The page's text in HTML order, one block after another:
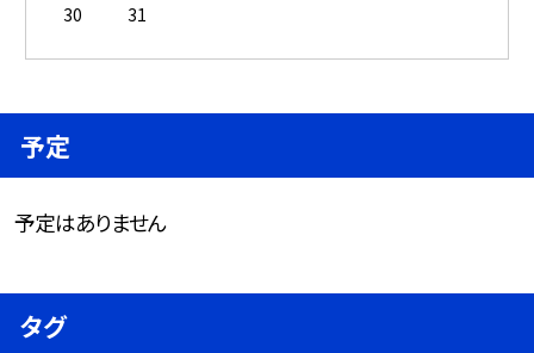
30
31
予定
予定はありません
タグ